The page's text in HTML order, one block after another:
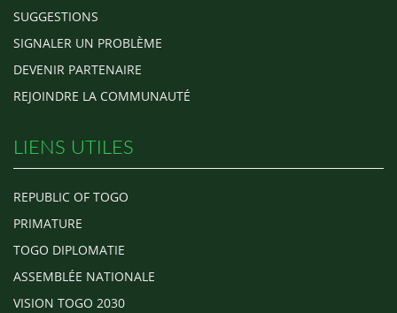
SUGGESTIONS
SIGNALER UN PROBLÈME
DEVENIR PARTENAIRE
REJOINDRE LA COMMUNAUTÉ
LIENS UTILES
REPUBLIC OF TOGO
PRIMATURE
TOGO DIPLOMATIE
ASSEMBLÉE NATIONALE
VISION TOGO 2030